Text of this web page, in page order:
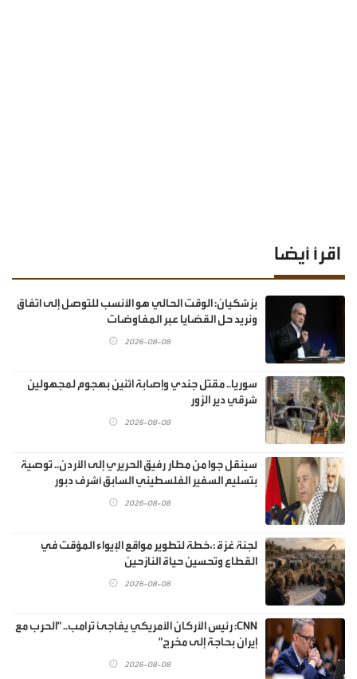
اقرأ أيضا
بزشكيان: الوقت الحالي هو الأنسب للتوصل إلى اتفاق
ونريد حل القضايا عبر المفاوضات
2026-08-08
سوريا.. مقتل جندي وإصابة اثنين بهجوم لمجهولين
شرقي دير الزور
2026-08-08
سينقل جوا من مطار رفيق الحريري إلى الأردن.. توصية
بتسليم السفير الفلسطيني السابق أشرف دبور
2026-08-08
لجنة غزة :،خطة لتطوير مواقع الإيواء المؤقت في
القطاع وتحسين حياة النازحين
2026-08-08
CNN: رئيس الأركان الأمريكي يفاجئ ترامب.. "الحرب مع
إيران بحاجة إلى مخرج"
2026-08-08